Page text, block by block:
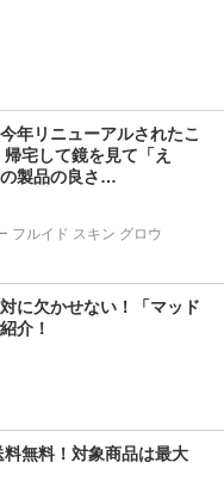
年リニューアルされたこ
宅して鏡を見て「え
製品の良さ…
フルイド スキン グロウ
に欠かせない！「マッド
介！
無料！対象商品は最大